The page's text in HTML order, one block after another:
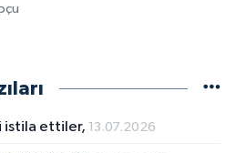
istila ettiler, 13.07.2026